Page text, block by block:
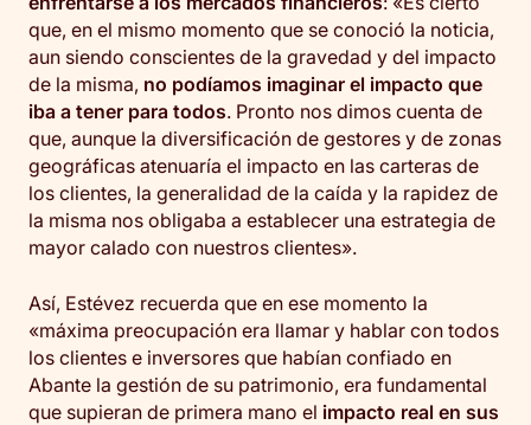
que, en el mismo momento que se conoció la noticia,
aun siendo conscientes de la gravedad y del impacto
de la misma, no podíamos imaginar el impacto que
iba a tener para todos. Pronto nos dimos cuenta de
que, aunque la diversificación de gestores y de zonas
geográficas atenuaría el impacto en las carteras de
los clientes, la generalidad de la caída y la rapidez de
la misma nos obligaba a establecer una estrategia de
mayor calado con nuestros clientes».
Así, Estévez recuerda que en ese momento la
«máxima preocupación era llamar y hablar con todos
los clientes e inversores que habían confiado en
Abante la gestión de su patrimonio, era fundamental
que supieran de primera mano el impacto real en sus